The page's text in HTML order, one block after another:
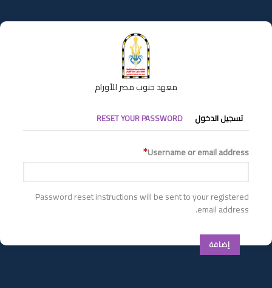
إلى
المحتوى
معهد جنوب مصر للأورام
التبويبات
الأساسية
تسجيل الدخول RESET YOUR PASSWORD
Username or email address
Password reset instructions will be sent to your registered
email address.